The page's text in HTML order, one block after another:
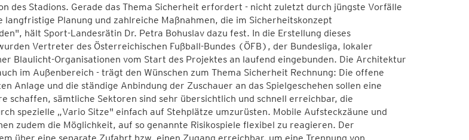
des Stadions. Gerade das Thema Sicherheit erfordert - nicht zuletzt durch jüngste Vorfälle
langfristige Planung und zahlreiche Maßnahmen, die im Sicherheitskonzept
hält Sport-Landesrätin Dr. Petra Bohuslav dazu fest. In die Erstellung dieses
Vertreter des Österreichischen Fußball-Bundes (ÖFB), der Bundesliga, lokaler
Blaulicht-Organisationen vom Start des Projektes an laufend eingebunden. Die Architektur
im Außenbereich - trägt den Wünschen zum Thema Sicherheit Rechnung: Die offene
Anlage und die ständige Anbindung der Zuschauer an das Spielgeschehen sollen eine
schaffen, sämtliche Sektoren sind sehr übersichtlich und schnell erreichbar, die
spezielle „Vario Sitze" einfach auf Stehplätze umzurüsten. Mobile Aufsteckzäune und
zudem die Möglichkeit, auf so genannte Risikospiele flexibel zu reagieren. Der